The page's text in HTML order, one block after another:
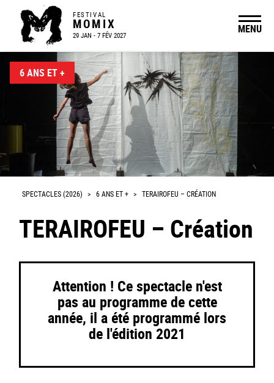
FESTIVAL
MOMIX
29 JAN - 7 FÉV 2027
MENU
6 ANS ET +
SPECTACLES (2026) > 6 ANS ET + > TERAIROFEU – CRÉATION
TERAIROFEU – Création
Attention ! Ce spectacle n'est
pas au programme de cette
année, il a été programmé lors
de l'édition 2021